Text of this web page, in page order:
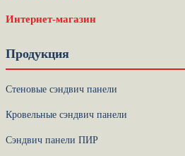
Интернет-магазин
Продукция
Стеновые сэндвич панели
Кровельные сэндвич панели
Сэндвич панели ПИР